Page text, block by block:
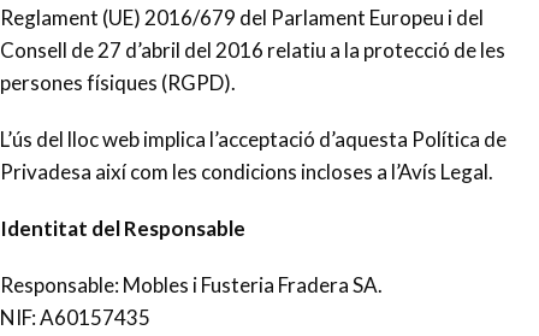
Reglament (UE) 2016/679 del Parlament Europeu i del
Consell de 27 d’abril del 2016 relatiu a la protecció de les
persones físiques (RGPD).
L’ús del lloc web implica l’acceptació d’aquesta Política de
Privadesa així com les condicions incloses a l’Avís Legal.
Identitat del Responsable
Responsable: Mobles i Fusteria Fradera SA.
NIF: A60157435